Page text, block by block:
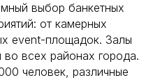
выбор банкетных
от камерных
event-площадок. Залы
всех районах города.
человек, различные